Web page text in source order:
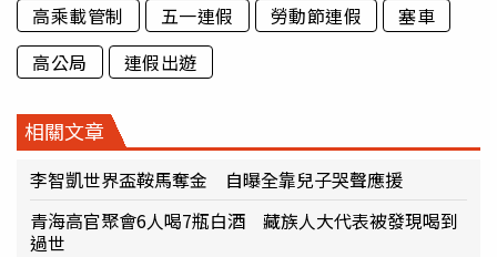
高乘載管制 五一連假 勞動節連假
塞車
高公局
連假出遊
相關文章
李智凱世界盃鞍馬奪金 自曝全靠兒子哭聲應援
青海高官聚會6人喝7瓶白酒 藏族人大代表被發現喝到
過世